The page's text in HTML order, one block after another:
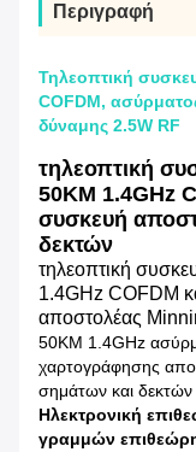
Περιγραφή
Τηλεοπτική
COFDM,
δύναμης 2.5W RF
τηλεοπτική
50KM 1.4GHz
συσκευή
δεκτών
τηλεοπτική
1.4GHz COFDM
αποστολέας
50KM 1.4GHz
χαρτογράφησης
σημάτων και δεκτών
Ηλεκτρονική
γραμμών